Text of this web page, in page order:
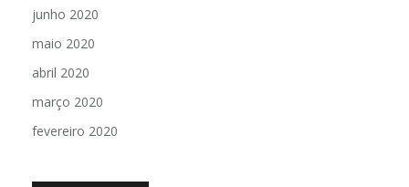
junho 2020
maio 2020
abril 2020
março 2020
fevereiro 2020